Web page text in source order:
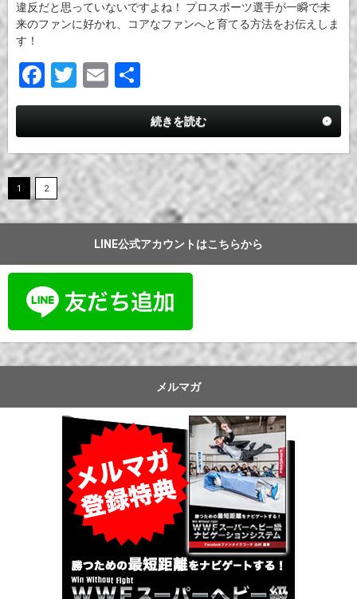
違反だと思っていないですよね！ プロスポーツ選手が一瞬で未
来のファンに好かれ、コアなファンへと育てる方法をお伝えしま
す！
F
a
ce
b
o
o
k
T
wi
tt
er
E
m
ail
有
続きを読む
1 2
LINE公式アカウントはこちらから
メルマガ